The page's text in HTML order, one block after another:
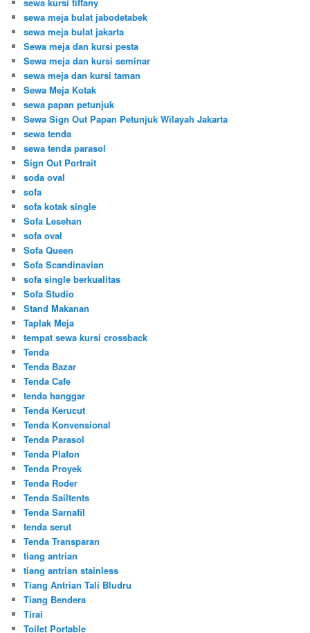
sewa meja bulat jabodetabek
sewa meja bulat jakarta
Sewa meja dan kursi pesta
Sewa meja dan kursi seminar
sewa meja dan kursi taman
Sewa Meja Kotak
sewa papan petunjuk
Sewa Sign Out Papan Petunjuk Wilayah Jakarta
sewa tenda
sewa tenda parasol
Sign Out Portrait
soda oval
sofa
sofa kotak single
Sofa Lesehan
sofa oval
Sofa Queen
Sofa Scandinavian
sofa single berkualitas
Sofa Studio
Stand Makanan
Taplak Meja
tempat sewa kursi crossback
Tenda
Tenda Bazar
Tenda Cafe
tenda hanggar
Tenda Kerucut
Tenda Konvensional
Tenda Parasol
Tenda Plafon
Tenda Proyek
Tenda Roder
Tenda Sailtents
Tenda Sarnafil
tenda serut
Tenda Transparan
tiang antrian
tiang antrian stainless
Tiang Antrian Tali Bludru
Tiang Bendera
Tirai
Toilet Portable